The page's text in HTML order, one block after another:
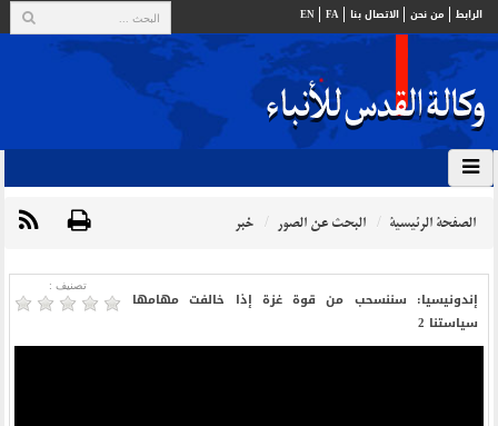
الرابط من نحن الاتصال بنا FA
EN
الصفحة الرئيسية البحث عن الصور خبر
تصنیف :
إندونيسيا: سننسحب من قوة غزة إذا خالفت مهامها
سياستنا 2